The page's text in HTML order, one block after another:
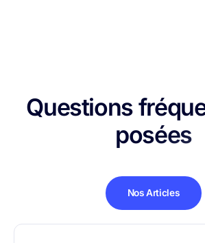
Questions
posées
Nos Articles